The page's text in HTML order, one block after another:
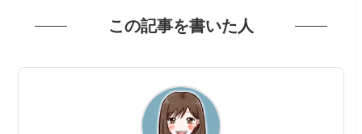
この記事を書いた人